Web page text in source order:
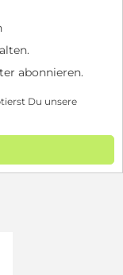
abonnieren.
Du unsere